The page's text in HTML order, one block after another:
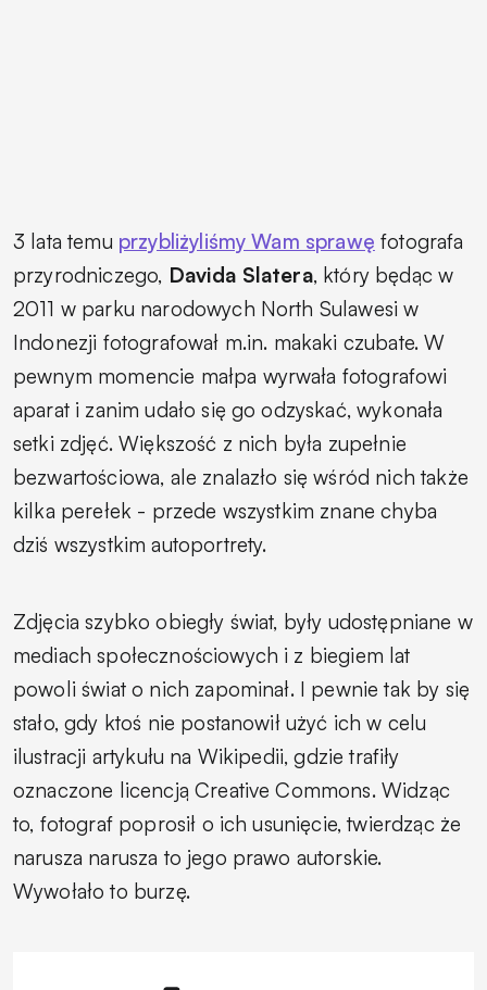
3 lata temu przybliżyliśmy Wam sprawę fotografa
przyrodniczego, Davida Slatera, który będąc w
2011 w parku narodowych North Sulawesi w
Indonezji fotografował m.in. makaki czubate. W
pewnym momencie małpa wyrwała fotografowi
aparat i zanim udało się go odzyskać, wykonała
setki zdjęć. Większość z nich była zupełnie
bezwartościowa, ale znalazło się wśród nich także
kilka perełek - przede wszystkim znane chyba
dziś wszystkim autoportrety.
Zdjęcia szybko obiegły świat, były udostępniane w
mediach społecznościowych i z biegiem lat
powoli świat o nich zapominał. I pewnie tak by się
stało, gdy ktoś nie postanowił użyć ich w celu
ilustracji artykułu na Wikipedii, gdzie trafiły
oznaczone licencją Creative Commons. Widząc
to, fotograf poprosił o ich usunięcie, twierdząc że
narusza narusza to jego prawo autorskie.
Wywołało to burzę.